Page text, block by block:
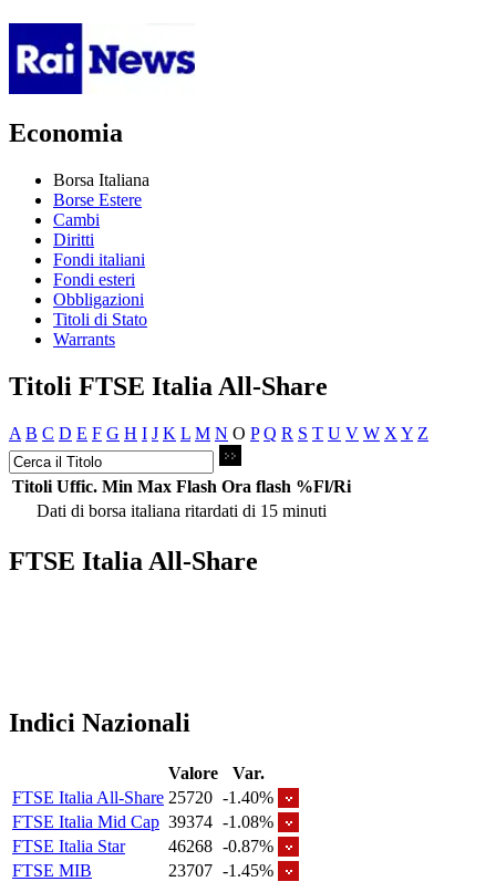
Economia
Borsa Italiana
Borse Estere
Cambi
Diritti
Fondi italiani
Fondi esteri
Obbligazioni
Titoli di Stato
Warrants
Titoli FTSE Italia All-Share
A B C D E F G H I J K L M N O P Q R S T U V W X Y Z
Titoli Uffic. Min Max Flash Ora flash %Fl/Ri
Dati di borsa italiana ritardati di 15 minuti
FTSE Italia All-Share
Indici Nazionali
Valore
Var.
FTSE Italia All-Share 25720 -1.40%
FTSE Italia Mid Cap 39374 -1.08%
FTSE Italia Star
46268 -0.87%
FTSE MIB
23707 -1.45%